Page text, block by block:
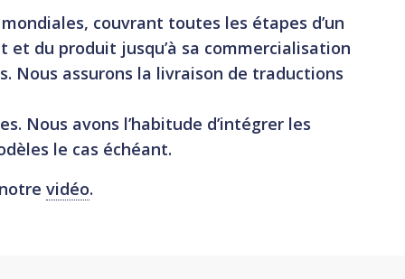
couvrant toutes les étapes d’un
du produit jusqu’à sa commercialisation
Nous assurons la livraison de traductions
Nous avons l’habitude d’intégrer les
le cas échéant.
vidéo.